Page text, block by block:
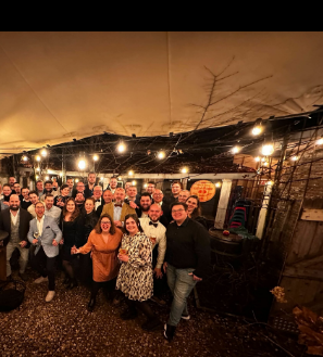
dit team! Stuk voor stuk
aan doen om jouw outdoor
tot een succes te maken.
die zich vooral
culinair advies, het leveren
beantwoorden van jouw
to date houden van onze
zijn we vooral op het feit dat
is. We doen dan ook veel